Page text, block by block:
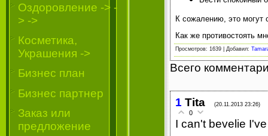
Oздоровление -> -
> ->
Косметика,
Украшения ->
Бизнес план
Бизнес партнер
Заказ или
предложение
К сожалению, это могут
Как же противостоять
Просмотров: 1639 | Добавил:
Всего
1 Tita (20.11.2013 23:26)
0
I can't bevelie